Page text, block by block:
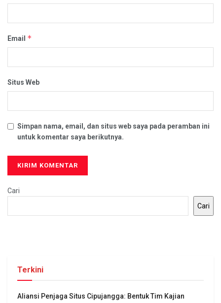
Email *
Situs Web
Simpan nama, email, dan situs web saya pada peramban ini
untuk komentar saya berikutnya.
Cari
Cari
Terkini
Aliansi Penjaga Situs Cipujangga: Bentuk Tim Kajian